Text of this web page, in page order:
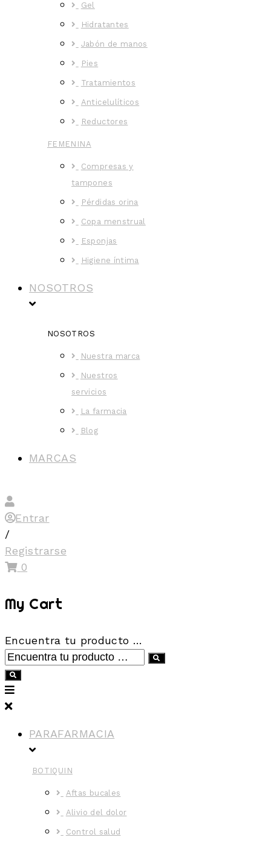
Gel
Hidratantes
Jabón de manos
Pies
Tratamientos
Anticelulíticos
Reductores
FEMENINA
Compresas y
tampones
Pérdidas orina
Copa menstrual
Esponjas
Higiene íntima
NOSOTROS
NOSOTROS
Nuestra marca
Nuestros
servicios
La farmacia
Blog
MARCAS
Entrar
/
Registrarse
0
My Cart
Encuentra tu producto …
PARAFARMACIA
BOTIQUIN
Aftas bucales
Alivio del dolor
Control salud